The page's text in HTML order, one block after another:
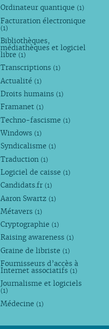
Ordinateur quantique (1)
Facturation électronique
(1)
Bibliothèques,
médiathèques et logiciel
libre (1)
Transcriptions (1)
Actualité (1)
Droits humains (1)
Framanet (1)
Techno-fascisme (1)
Windows (1)
Syndicalisme (1)
Traduction (1)
Logiciel de caisse (1)
Candidats.fr (1)
Aaron Swartz (1)
Métavers (1)
Cryptographie (1)
Raising awareness (1)
Graine de libriste (1)
Fournisseurs d’accès à
Internet associatifs (1)
Journalisme et logiciels
(1)
Médecine (1)